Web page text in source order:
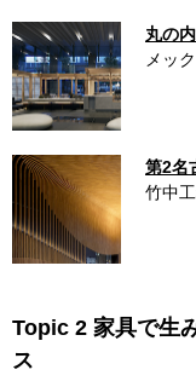
丸の
メッ
第2名
竹中
Topic 2 家具で生
ス